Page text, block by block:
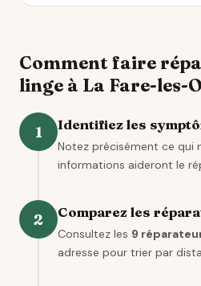
Comment faire
linge à La Fare-les-
1 Identifiez les
Notez précisément ce qui
informations aideront le
2 Comparez les
Consultez les 9
adresse pour trier par